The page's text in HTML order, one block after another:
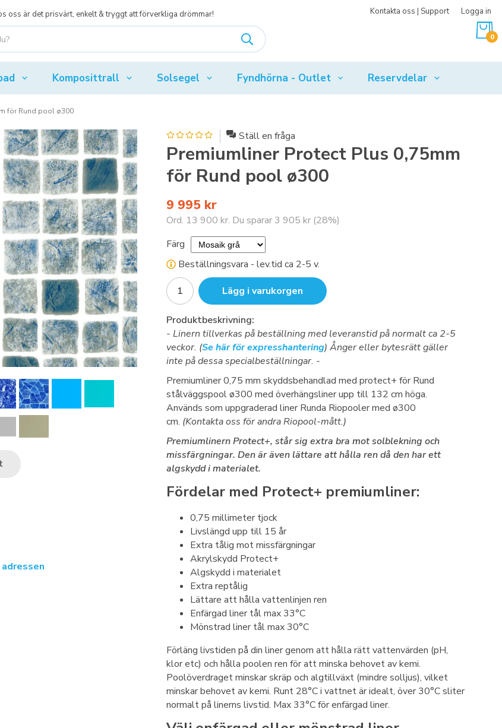
oss är det prisvärt, enkelt & tryggt att förverkliga drömmar! Kontakta oss | Support Logga in
0
Komposittrall Solsegel Fyndhörna - Outlet Reservdelar
för Rund pool ø300
Ställ en fråga
Premiumliner Protect Plus 0,75mm
för Rund pool ø300
9 995 kr
Ord. 13 900 kr. Du sparar 3 905 kr(28%)
Färg
Beställningsvara - lev.tid ca 2-5 v.
Lägg i varukorgen
Produktbeskrivning:
- Linern tillverkas på beställning med leveranstid på normalt ca 2-5
veckor. (Se här för expresshantering) Ånger eller bytesrätt gäller
inte på dessa specialbeställningar. -
Premiumliner 0,75 mm skyddsbehandlad med protect+ för Rund
stålväggspool ø300 med överhängsliner upp till 132 cm höga.
Används som uppgraderad liner Runda Riopooler med ø300
cm. (Kontakta oss för andra Riopool-mått.)
Premiumlinern Protect+, står sig extra bra mot solblekning och
missfärgningar. Den är även lättare att hålla ren då den har ett
algskydd i materialet.
Fördelar med Protect+ premiumliner:
0,75 millimeter tjock
Livslängd upp till 15 år
Extra tålig mot missfärgningar
Akrylskydd Protect+
Algskydd i materialet
Extra reptålig
Lättare att hålla vattenlinjen ren
Enfärgad liner tål max 33°C
Mönstrad liner tål max 30°C
Förläng livstiden på din liner genom att hålla rätt vattenvärden (pH,
klor etc) och hålla poolen ren för att minska behovet av kemi.
Poolöverdraget minskar skräp och algtillväxt (mindre solljus), vilket
minskar behovet av kemi. Runt 28°C i vattnet är idealt, över 30°C sliter
normalt på linerns livstid. Max 33°C för enfärgad liner.